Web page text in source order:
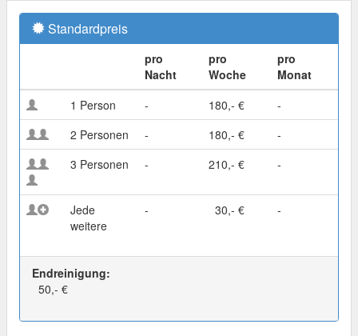
Standardpreis
pro
Nacht
pro
Woche
pro
Monat
1 Person
- 180,- €
-
2 Personen
- 180,- €
-
3 Personen
- 210,- € -
Jede
weitere
- 30,- € -
Endreinigung:
50,- €